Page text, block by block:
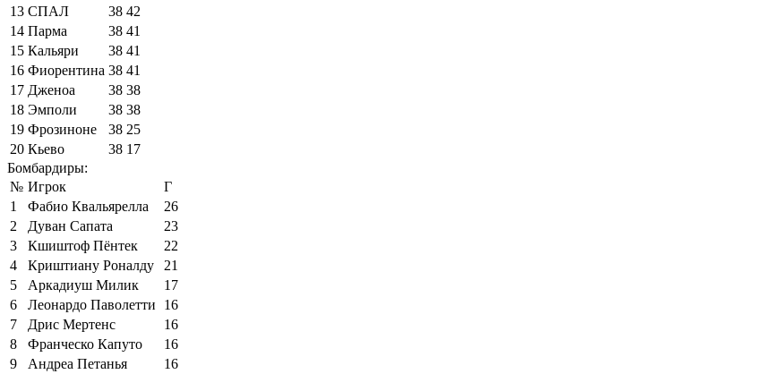
13 СПАЛ 38 42
14 Парма 38 41
15 Кальяри 38 41
16 Фиорентина 38 41
17 Дженоа 38 38
18 Эмполи 38 38
19 Фрозиноне 38 25
20 Кьево 38 17
Бомбардиры:
№ Игрок
Г
1
Фабио Квальярелла
26
2
Дуван Сапата
23
3
Кшиштоф Пёнтек
22
4
Криштиану Роналду
21
5
Аркадиуш Милик
17
6
Леонардо Паволетти
16
7
Дрис Мертенс
16
8
Франческо Капуто
16
9
Андреа Петанья
16